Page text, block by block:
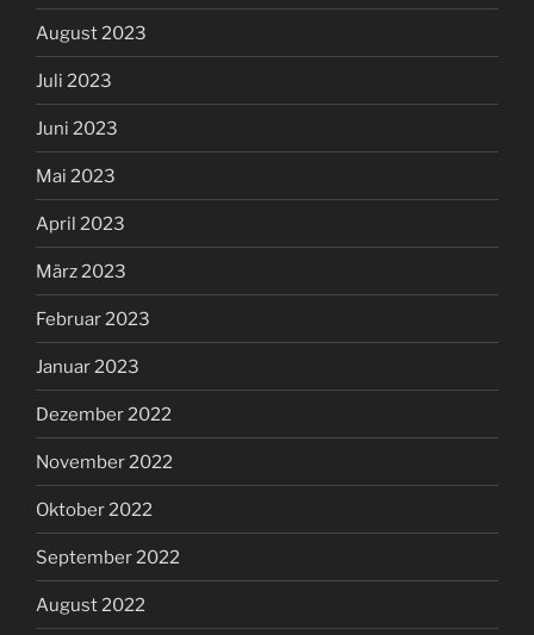
August 2023
Juli 2023
Juni 2023
Mai 2023
April 2023
März 2023
Februar 2023
Januar 2023
Dezember 2022
November 2022
Oktober 2022
September 2022
August 2022